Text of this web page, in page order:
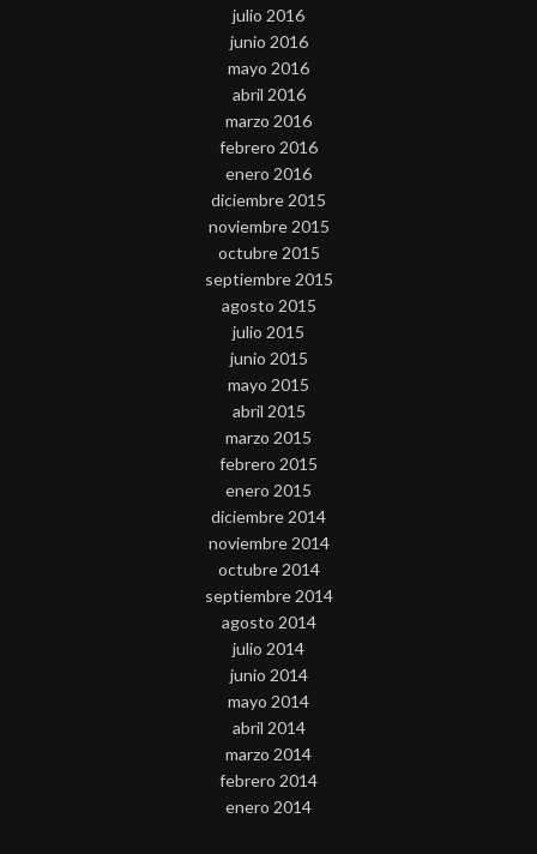
julio 2016
junio 2016
mayo 2016
abril 2016
marzo 2016
febrero 2016
enero 2016
diciembre 2015
noviembre 2015
octubre 2015
septiembre 2015
agosto 2015
julio 2015
junio 2015
mayo 2015
abril 2015
marzo 2015
febrero 2015
enero 2015
diciembre 2014
noviembre 2014
octubre 2014
septiembre 2014
agosto 2014
julio 2014
junio 2014
mayo 2014
abril 2014
marzo 2014
febrero 2014
enero 2014